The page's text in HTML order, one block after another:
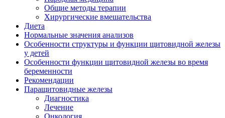
Общие методы терапии
Хирургические вмешательства
Диета
Нормальные значения анализов
Особенности структуры и функции щитовидной железы
у детей
Особенности функции щитовидной железы во время
беременности
Рекомендации
Паращитовидные железы
Диагностика
Лечение